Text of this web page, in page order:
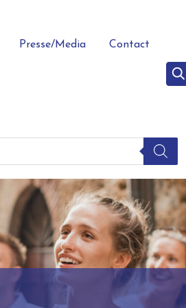
Presse/Media Contact